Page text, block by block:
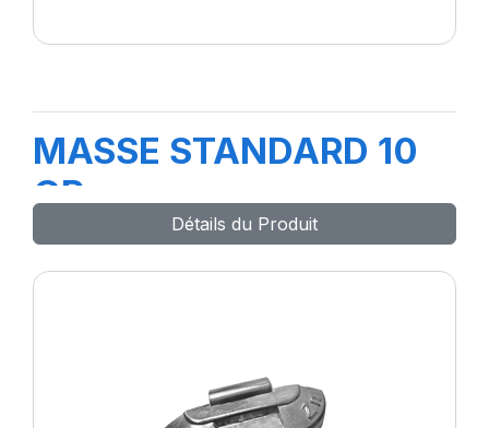
MASSE STANDARD 10
GR
Détails du Produit